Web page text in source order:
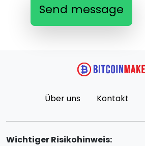
Send message
Über uns Kontakt
Wichtiger Risikohinweis: